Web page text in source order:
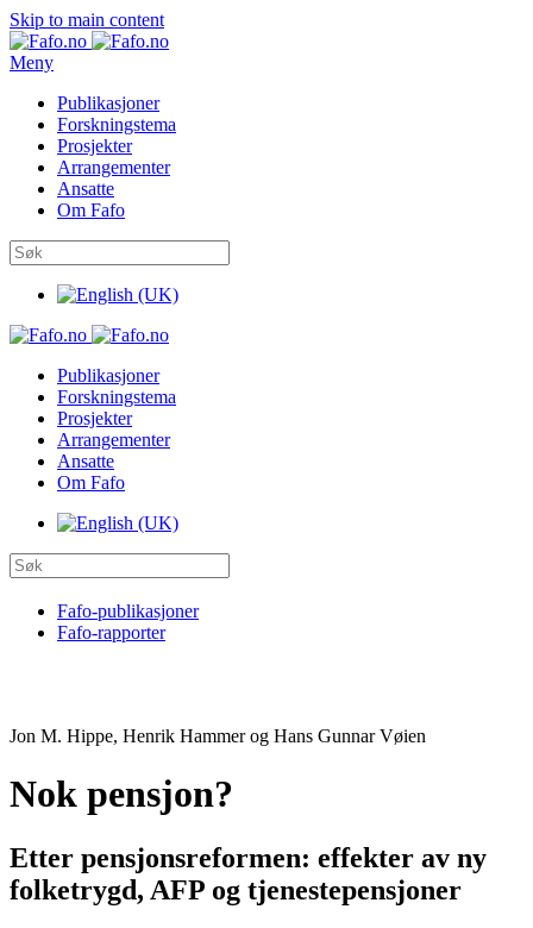
Skip to main content
Meny
Publikasjoner
Forskningstema
Prosjekter
Arrangementer
Ansatte
Om Fafo
Publikasjoner
Forskningstema
Prosjekter
Arrangementer
Ansatte
Om Fafo
Fafo-publikasjoner
Fafo-rapporter
Jon M. Hippe, Henrik Hammer og Hans Gunnar Vøien
Nok pensjon?
Etter pensjonsreformen: effekter av ny
folketrygd, AFP og tjenestepensjoner